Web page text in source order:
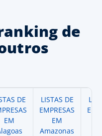
de
DE
EM
LISTAS DE
EMPRESAS
EM
Amazonas